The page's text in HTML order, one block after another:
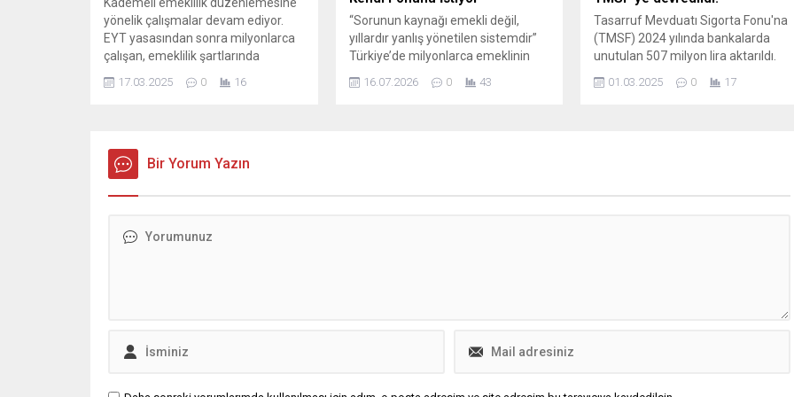
Kademeli emeklilik düzenlemesine
yönelik çalışmalar devam ediyor.
EYT yasasından sonra milyonlarca
çalışan, emeklilik şartlarında
değişiklik yapılmasını bekliyor. 9
Eylül 1999 sonrası sigortalı olanlar,
tekliflerle beraber, kademeli
emeklilik konusunda beklentiler
arttı. Peki, bu düzenlemeye yönelik
17.03.2025 0 16
“Sorunun kaynağı emekli değil,
yıllardır yanlış yönetilen sistemdir”
Türkiye’de milyonlarca emeklinin
yaşadığı ekonomik sıkıntılar, son
dönemde yeniden ülke gündeminin
tartışılırken, emeklilik sistemini ve
16.07.2026 0 43
Tasarruf Mevduatı Sigorta Fonu'na
(TMSF) 2024 yılında bankalarda
unutulan 507 milyon lira aktarıldı.
01.03.2025 0 17
Bir Yorum Yazın